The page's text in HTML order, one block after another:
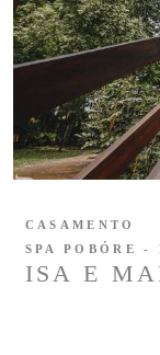
ISA E
CASAMENTO
SPA POBÓRE -